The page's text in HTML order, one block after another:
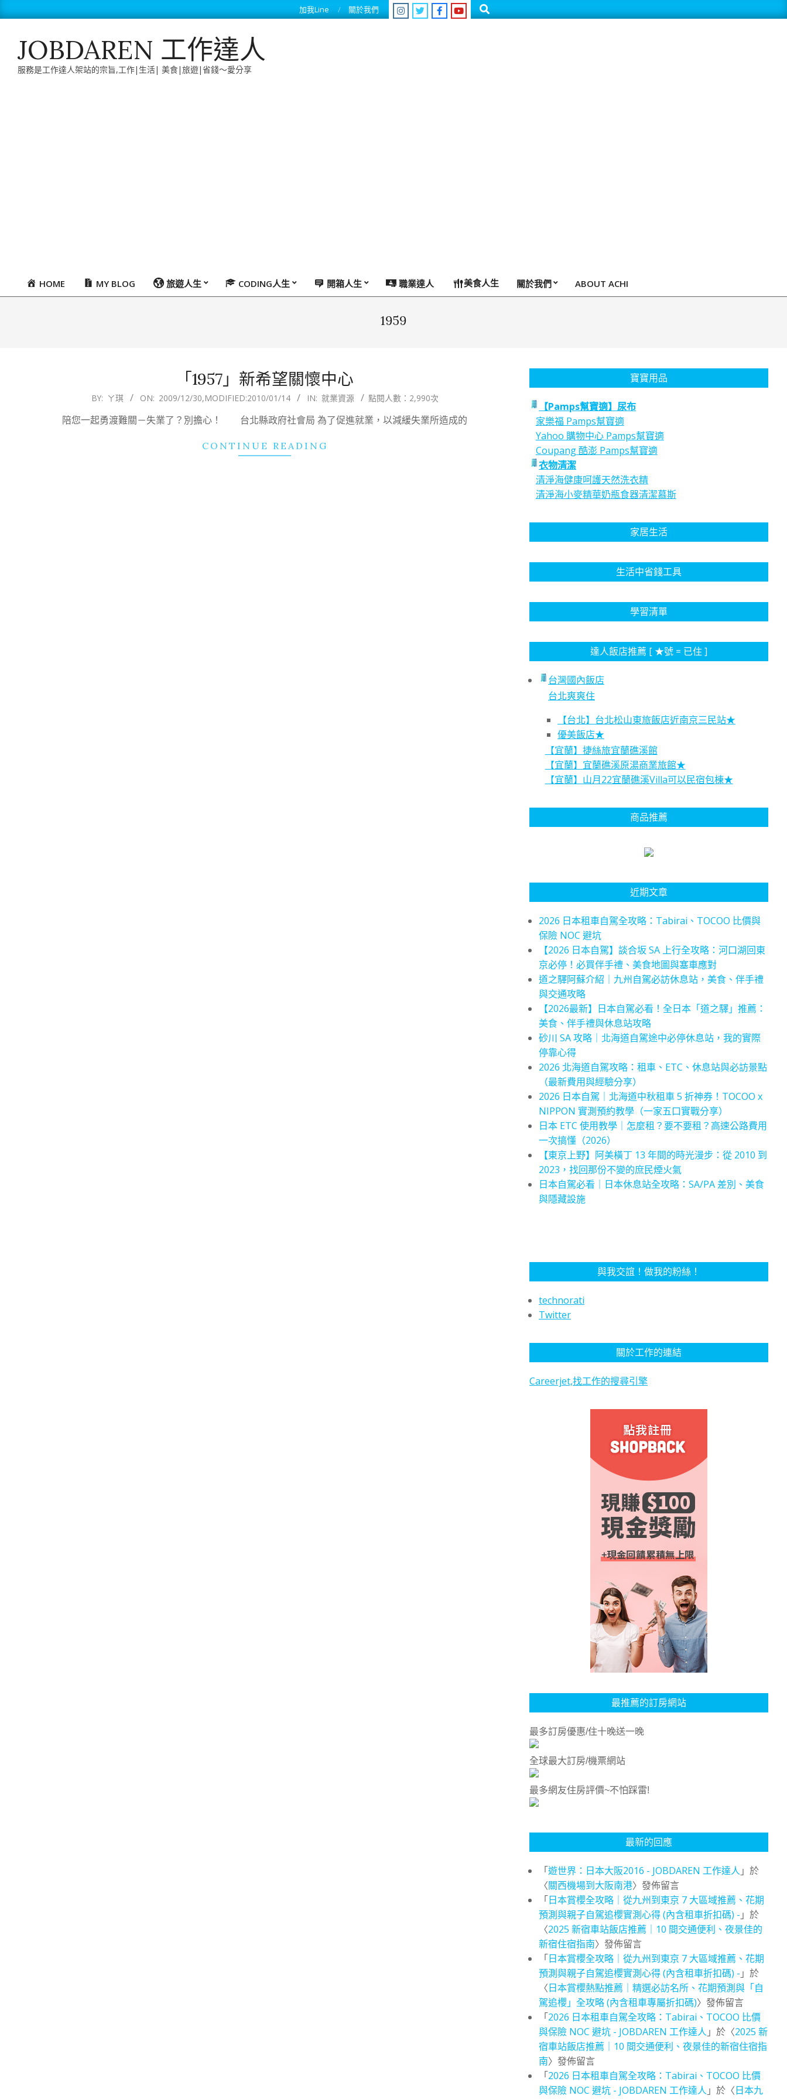
to
加我Line 關於我們 Search
JOBDAREN 工作達人
服務是工作達人架站的宗旨,工作|生活| 美食|旅遊|省錢～愛分享
PrimaryHOME MY BLOG 旅遊人生 CODING人生 開箱人生 職業達人 美食人生 關於我們 ABOUT ACHI
1959
「1957」新希望關懷中心
BY: ㄚ琪 ON: 2009/12/30,MODIFIED:2010/01/14 IN: 就業資源 點閱人數：2,990次
陪您一起勇渡難關－失業了？別擔心！ 台北縣政府社會局 為了促進就業，以減緩失業所造成的
CONTINUE READING
寶寶用品
【Pamps幫寶適】尿布
家樂福 Pamps幫寶適
Yahoo 購物中心 Pamps幫寶適
Coupang 酷澎 Pamps幫寶適
衣物清潔
清淨海健康呵護天然洗衣精
清淨海小麥精華奶瓶食器清潔慕斯
家居生活
生活中省錢工具
學習清單
達人飯店推薦 [ ★號 = 已住 ]
台灣國內飯店
台北爽爽住
【台北】台北松山東旅飯店近南京三民站★
優美飯店★
【宜蘭】捷絲旅宜蘭礁溪館
【宜蘭】宜蘭礁溪原湯商業旅館★
【宜蘭】山月22宜蘭礁溪Villa可以民宿包棟★
商品推薦
近期文章
2026 日本租車自駕全攻略：Tabirai、TOCOO 比價與
保險 NOC 避坑
【2026 日本自駕】談合坂 SA 上行全攻略：河口湖回東
京必停！必買伴手禮、美食地圖與塞車應對
道之驛阿蘇介紹｜九州自駕必訪休息站，美食、伴手禮
與交通攻略
【2026最新】日本自駕必看！全日本「道之驛」推薦：
美食、伴手禮與休息站攻略
砂川 SA 攻略｜北海道自駕途中必停休息站，我的實際
停靠心得
2026 北海道自駕攻略：租車、ETC、休息站與必訪景點
（最新費用與經驗分享）
2026 日本自駕｜北海道中秋租車 5 折神券！TOCOO x
NIPPON 實測預約教學（一家五口實戰分享）
日本 ETC 使用教學｜怎麼租？要不要租？高速公路費用
一次搞懂（2026）
【東京上野】阿美橫丁 13 年間的時光漫步：從 2010 到
2023，找回那份不變的庶民煙火氣
日本自駕必看｜日本休息站全攻略：SA/PA 差別、美食
與隱藏設施
與我交誼！做我的粉絲！
technorati
Twitter
關於工作的連結
Careerjet,找工作的搜尋引擎
最推薦的訂房網站
最多訂房優惠/住十晚送一晚
全球最大訂房/機票網站
最多網友住房評價~不怕踩雷!
最新的回應
「遊世界：日本大阪2016 - JOBDAREN 工作達人 」於
〈關西機場到大阪南港〉發佈留言
「日本賞櫻全攻略｜從九州到東京 7 大區域推薦、花期
預測與親子自駕追櫻實測心得 (內含租車折扣碼) - 」於
〈2025 新宿車站飯店推薦｜10 間交通便利、夜景佳的
新宿住宿指南〉發佈留言
「日本賞櫻全攻略｜從九州到東京 7 大區域推薦、花期
預測與親子自駕追櫻實測心得 (內含租車折扣碼) - 」於
〈日本賞櫻熱點推薦｜精選必訪名所、花期預測與「自
駕追櫻」全攻略 (內含租車專屬折扣碼)〉發佈留言
「2026 日本租車自駕全攻略：Tabirai、TOCOO 比價
與保險 NOC 避坑 - JOBDAREN 工作達人 」於〈2025 新
宿車站飯店推薦｜10 間交通便利、夜景佳的新宿住宿指
南〉發佈留言
「2026 日本租車自駕全攻略：Tabirai、TOCOO 比價
與保險 NOC 避坑 - JOBDAREN 工作達人 」於〈日本九